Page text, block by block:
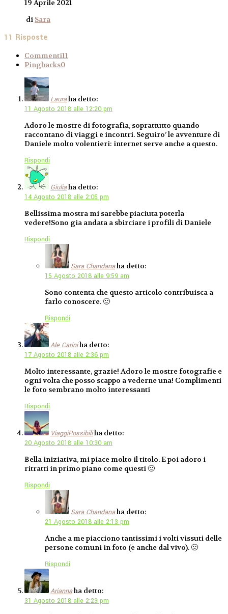
19 Aprile 2021
di Sara
11 Risposte
Commenti11
Pingbacks0
Lauraha detto:
11 Agosto 2018 alle 12:20 pm
Adoro le mostre di fotografia, soprattutto quando
raccontano di viaggi e incontri. Seguiro’ le avventure di
Daniele molto volentieri: internet serve anche a questo.
Rispondi
Giuliaha detto:
14 Agosto 2018 alle 2:05 pm
Bellissima mostra mi sarebbe piaciuta poterla
vedere!Sono gia andata a sbirciare i profili di Daniele
Rispondi
Sara Chandanaha detto:
15 Agosto 2018 alle 9:59 am
Sono contenta che questo articolo contribuisca a
farlo conoscere. 🙂
Rispondi
Ale Cariniha detto:
17 Agosto 2018 alle 2:36 pm
Molto interessante, grazie! Adoro le mostre fotografie e
ogni volta che posso scappo a vederne una! Complimenti
le foto sembrano molto interessanti
Rispondi
ViaggiPossibiliha detto:
20 Agosto 2018 alle 10:30 am
Bella iniziativa, mi piace molto il titolo. E poi adoro i
ritratti in primo piano come questi 🙂
Rispondi
Sara Chandanaha detto:
21 Agosto 2018 alle 2:13 pm
Anche a me piacciono tantissimi i volti vissuti delle
persone comuni in foto (e anche dal vivo). 🙂
Rispondi
Ariannaha detto:
31 Agosto 2018 alle 2:23 pm